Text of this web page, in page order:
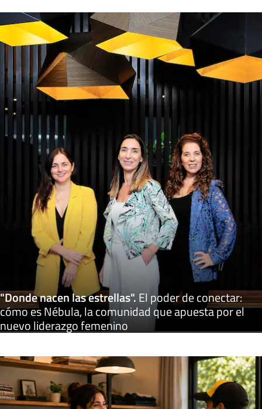
"Donde nacen las estrellas".El poder de conectar:
cómo es Nébula, la comunidad que apuesta por el
nuevo liderazgo femenino